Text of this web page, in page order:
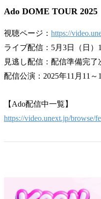
Ado DOME TOUR 2025
視聴ページ： https://
ライブ配信：5月3日（日）
見逃し配信：配信準備完了
配信公演：2025年11月11
【Ado配信中一覧】
https://video.unext.jp/browse/